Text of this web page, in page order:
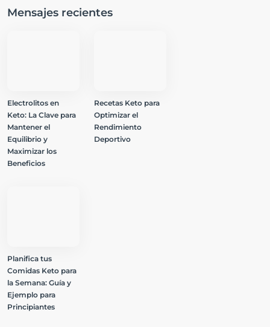
Mensajes recientes
Electrolitos en
Keto: La Clave para
Mantener el
Equilibrio y
Maximizar los
Beneficios
Recetas Keto para
Optimizar el
Rendimiento
Deportivo
Planifica tus
Comidas Keto para
la Semana: Guía y
Ejemplo para
Principiantes